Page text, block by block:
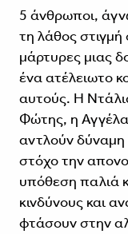
5 άνθρωποι,
τη λάθος στιγμή
μάρτυρες μιας
ένα ατέλειωτο
αυτούς. Η
Φώτης, η
αντλούν δύναμη
στόχο την
υπόθεση παλιά
κινδύνους και
φτάσουν στην